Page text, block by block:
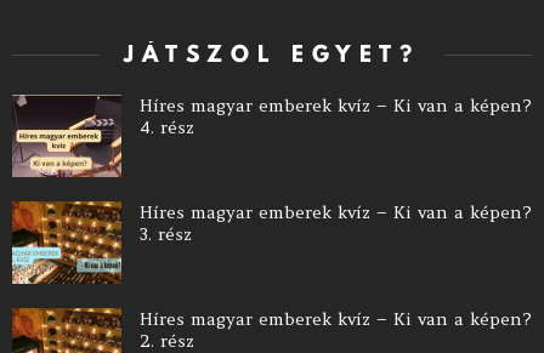
JÁTSZOL EGYET?
Híres magyar emberek kvíz – Ki van a képen?
4. rész
Híres magyar emberek kvíz – Ki van a képen?
3. rész
Híres magyar emberek kvíz – Ki van a képen?
2. rész